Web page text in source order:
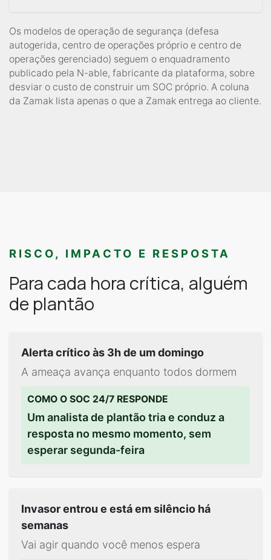
Os modelos de operação de segurança (defesa
autogerida, centro de operações próprio e centro de
operações gerenciado) seguem o enquadramento
publicado pela N-able, fabricante da plataforma, sobre
desviar o custo de construir um SOC próprio. A coluna
da Zamak lista apenas o que a Zamak entrega ao cliente.
RISCO, IMPACTO E RESPOSTA
Para cada hora crítica, alguém
de plantão
Alerta crítico às 3h de um domingo
A ameaça avança enquanto todos dormem
COMO O SOC 24/7 RESPONDE
Um analista de plantão tria e conduz a
resposta no mesmo momento, sem
esperar segunda-feira
Invasor entrou e está em silêncio há
semanas
Vai agir quando você menos espera